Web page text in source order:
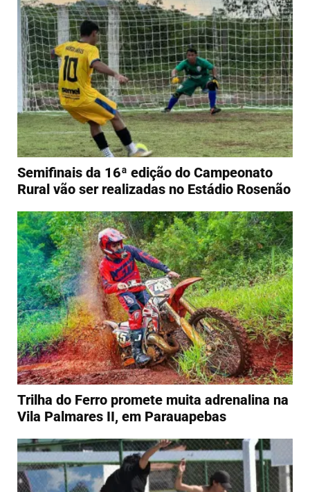
Semifinais da 16ª edição do Campeonato
Rural vão ser realizadas no Estádio Rosenão
Trilha do Ferro promete muita adrenalina na
Vila Palmares II, em Parauapebas